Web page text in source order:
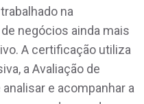
na
negócios ainda mais
A certificação utiliza
a Avaliação de
e acompanhar a